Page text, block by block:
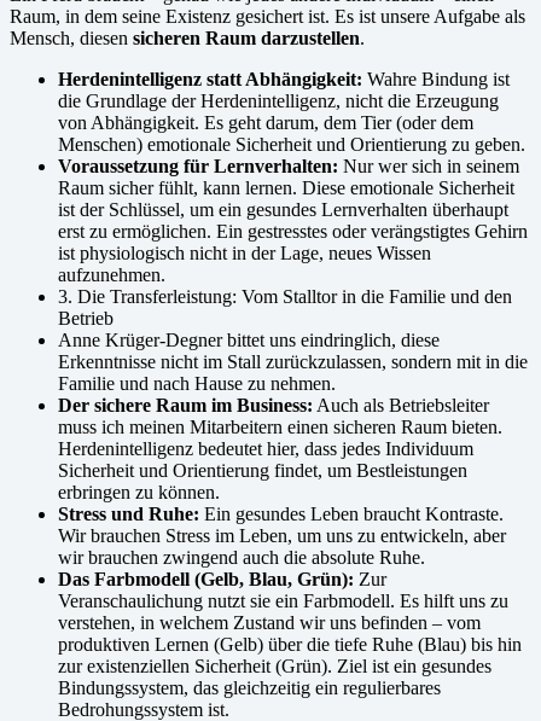
Raum, in dem seine Existenz gesichert ist. Es ist unsere Aufgabe als
Mensch, diesen sicheren Raum darzustellen.
Herdenintelligenz statt Abhängigkeit: Wahre Bindung ist
die Grundlage der Herdenintelligenz, nicht die Erzeugung
von Abhängigkeit. Es geht darum, dem Tier (oder dem
Menschen) emotionale Sicherheit und Orientierung zu geben.
Voraussetzung für Lernverhalten: Nur wer sich in seinem
Raum sicher fühlt, kann lernen. Diese emotionale Sicherheit
ist der Schlüssel, um ein gesundes Lernverhalten überhaupt
erst zu ermöglichen. Ein gestresstes oder verängstigtes Gehirn
ist physiologisch nicht in der Lage, neues Wissen
aufzunehmen.
3. Die Transferleistung: Vom Stalltor in die Familie und den
Betrieb
Anne Krüger-Degner bittet uns eindringlich, diese
Erkenntnisse nicht im Stall zurückzulassen, sondern mit in die
Familie und nach Hause zu nehmen.
Der sichere Raum im Business: Auch als Betriebsleiter
muss ich meinen Mitarbeitern einen sicheren Raum bieten.
Herdenintelligenz bedeutet hier, dass jedes Individuum
Sicherheit und Orientierung findet, um Bestleistungen
erbringen zu können.
Stress und Ruhe: Ein gesundes Leben braucht Kontraste.
Wir brauchen Stress im Leben, um uns zu entwickeln, aber
wir brauchen zwingend auch die absolute Ruhe.
Das Farbmodell (Gelb, Blau, Grün): Zur
Veranschaulichung nutzt sie ein Farbmodell. Es hilft uns zu
verstehen, in welchem Zustand wir uns befinden – vom
produktiven Lernen (Gelb) über die tiefe Ruhe (Blau) bis hin
zur existenziellen Sicherheit (Grün). Ziel ist ein gesundes
Bindungssystem, das gleichzeitig ein regulierbares
Bedrohungssystem ist.